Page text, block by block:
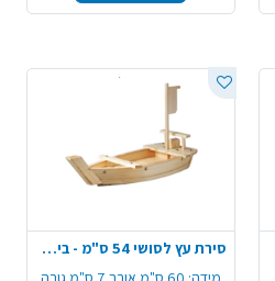
סירת עץ לסושי 54 ס"מ - בינוני